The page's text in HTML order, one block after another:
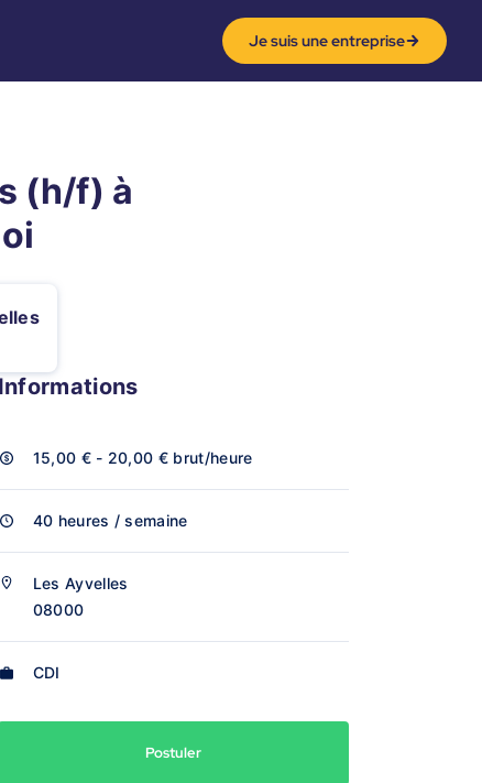
Je suis une entreprise
(h/f) à
Informations
15,00 € - 20,00 € brut/heure
40 heures / semaine
Les Ayvelles
08000
CDI
Postuler